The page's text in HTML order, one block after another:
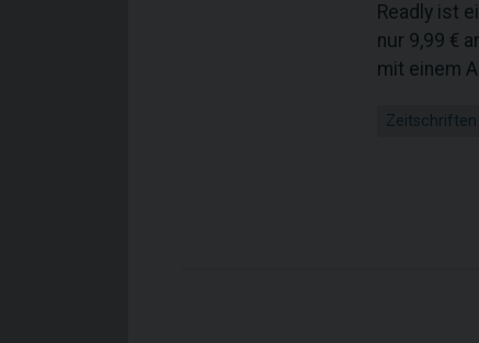
Readly ist
nur 9,99 €
mit einem